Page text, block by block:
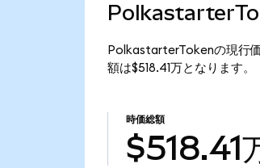
PolkastarterTokenの現行
額は$518.41万となります。
時価総額
$518.41